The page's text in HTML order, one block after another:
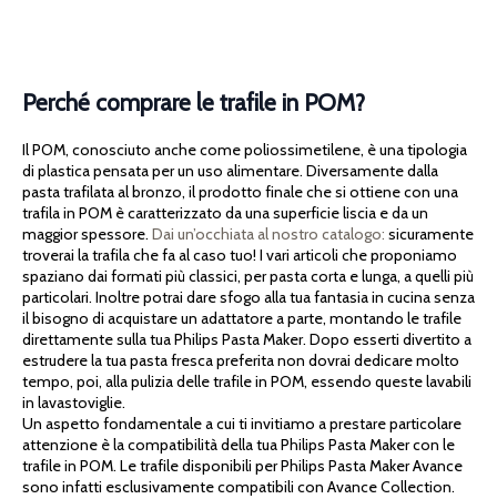
Perché comprare le trafile in POM?
Il POM, conosciuto anche come poliossimetilene, è una tipologia
di plastica pensata per un uso alimentare. Diversamente dalla
pasta trafilata al bronzo, il prodotto finale che si ottiene con una
trafila in POM è caratterizzato da una superficie liscia e da un
maggior spessore. Dai un’occhiata al nostro catalogo: sicuramente
troverai la trafila che fa al caso tuo! I vari articoli che proponiamo
spaziano dai formati più classici, per pasta corta e lunga, a quelli più
particolari. Inoltre potrai dare sfogo alla tua fantasia in cucina senza
il bisogno di acquistare un adattatore a parte, montando le trafile
direttamente sulla tua Philips Pasta Maker. Dopo esserti divertito a
estrudere la tua pasta fresca preferita non dovrai dedicare molto
tempo, poi, alla pulizia delle trafile in POM, essendo queste lavabili
in lavastoviglie.
Un aspetto fondamentale a cui ti invitiamo a prestare particolare
attenzione è la compatibilità della tua Philips Pasta Maker con le
trafile in POM. Le trafile disponibili per Philips Pasta Maker Avance
sono infatti esclusivamente compatibili con Avance Collection.